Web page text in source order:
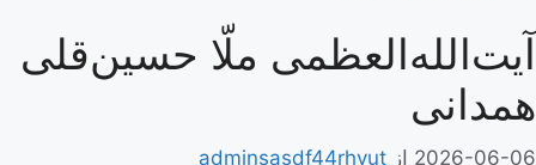
آیت‌الله‌العظمی ملّا حسین‌قلی
همدانی
2026-06-06 از adminsasdf44rhyut